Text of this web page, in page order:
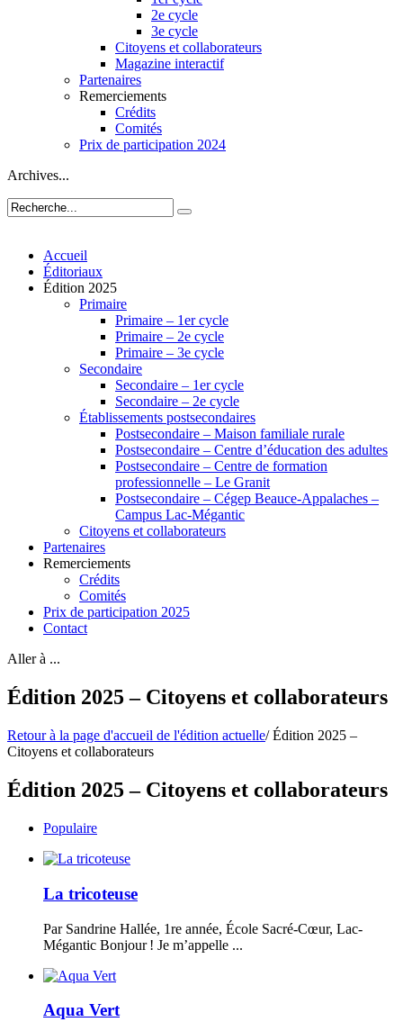
2e cycle
3e cycle
Citoyens et collaborateurs
Magazine interactif
Partenaires
Remerciements
Crédits
Comités
Prix de participation 2024
Archives...
Accueil
Éditoriaux
Édition 2025
Primaire
Primaire – 1er cycle
Primaire – 2e cycle
Primaire – 3e cycle
Secondaire
Secondaire – 1er cycle
Secondaire – 2e cycle
Établissements postsecondaires
Postsecondaire – Maison familiale rurale
Postsecondaire – Centre d’éducation des adultes
Postsecondaire – Centre de formation
professionnelle – Le Granit
Postsecondaire – Cégep Beauce-Appalaches –
Campus Lac-Mégantic
Citoyens et collaborateurs
Partenaires
Remerciements
Crédits
Comités
Prix de participation 2025
Contact
Aller à ...
Édition 2025 – Citoyens et collaborateurs
Retour à la page d'accueil de l'édition actuelle/ Édition 2025 –
Citoyens et collaborateurs
Édition 2025 – Citoyens et collaborateurs
Populaire
La tricoteuse
Par Sandrine Hallée, 1re année, École Sacré-Cœur, Lac-
Mégantic Bonjour ! Je m’appelle ...
Aqua Vert